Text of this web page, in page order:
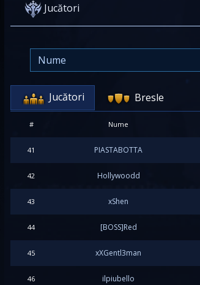
Jucători
Jucători Bresle
# Nume
41 PIASTABOTTA
42 Hollywoodd
43 xShen
44 [BOSS]Red
45 xXGentl3man
46 ilpiubello